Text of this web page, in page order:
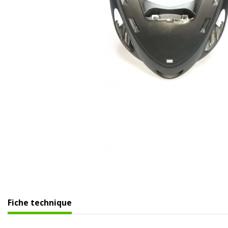
Fiche technique